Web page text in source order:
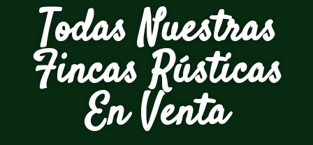
Todas Nuestras
Fincas Rústicas
En Venta